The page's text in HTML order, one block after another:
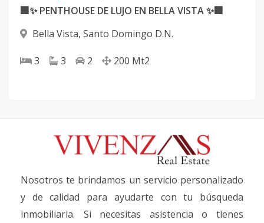
🏢✨ PENTHOUSE DE LUJO EN BELLA VISTA ✨🏢
Bella Vista, Santo Domingo D.N.
3 3 2 200 Mt2
Nosotros te brindamos un servicio personalizado
y de calidad para ayudarte con tu búsqueda
inmobiliaria. Si necesitas asistencia o tienes